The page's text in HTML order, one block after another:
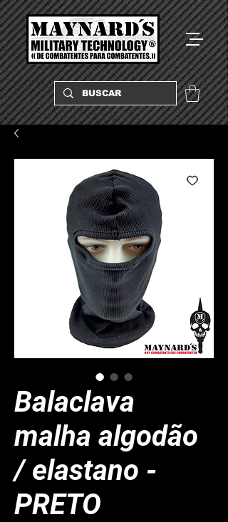
Balaclava
malha algodão
/ elastano -
PRETO